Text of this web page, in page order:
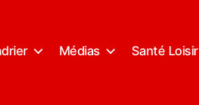
Médias Santé Loisir